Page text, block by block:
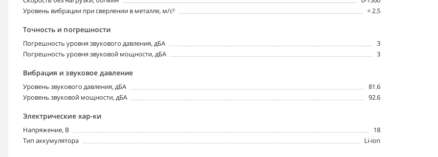
Уровень вибрации при сверлении в металле, м/с²
< 2.5
Точность и погрешности
Погрешность уровня звукового давления, дБА
3
Погрешность уровня звуковой мощности, дБА
3
Вибрация и звуковое давление
Уровень звукового давления, дБА
81.6
Уровень звуковой мощности, дБА
92.6
Электрические хар-ки
Напряжение, В
18
Тип аккумулятора
Li-ion